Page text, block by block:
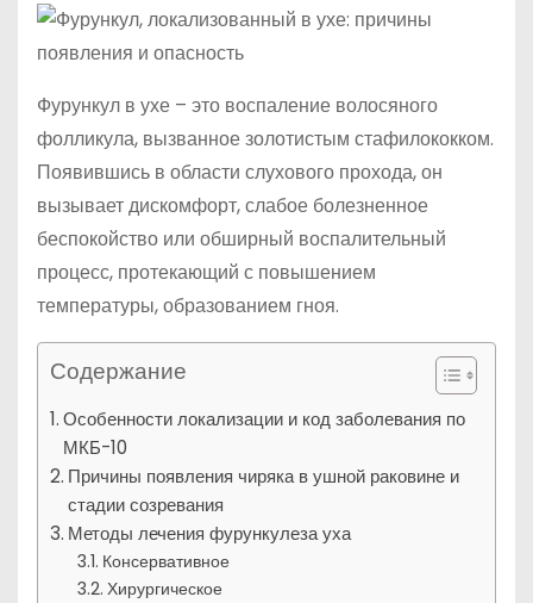
Фурункул в ухе – это воспаление волосяного
фолликула, вызванное золотистым стафилококком.
Появившись в области слухового прохода, он
вызывает дискомфорт, слабое болезненное
беспокойство или обширный воспалительный
процесс, протекающий с повышением
температуры, образованием гноя.
Содержание
Особенности локализации и код заболевания по
МКБ-10
Причины появления чиряка в ушной раковине и
стадии созревания
Методы лечения фурункулеза уха
Консервативное
Хирургическое